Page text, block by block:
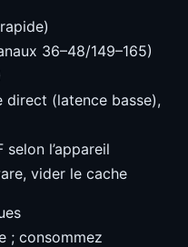
36–48/149–165)
(latence basse),
l’appareil
vider le cache
; consommez